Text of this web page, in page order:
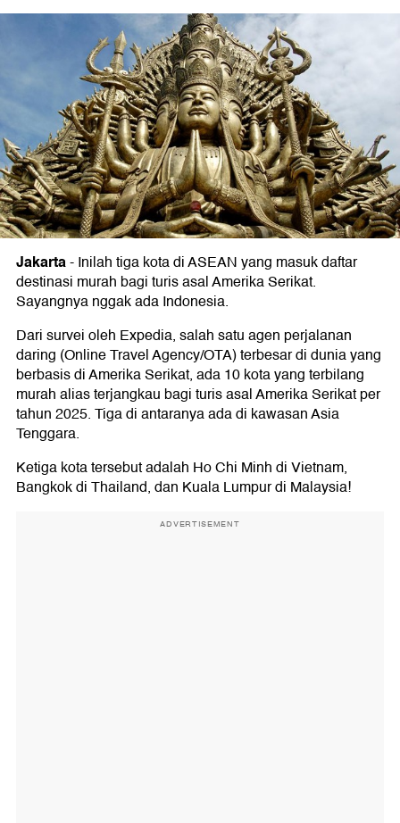
Jakarta-Inilah tiga kota di ASEAN yang masuk daftar
destinasi murah bagi turis asal Amerika Serikat.
Sayangnya nggak ada Indonesia.
Dari survei oleh Expedia, salah satu agen perjalanan
daring (Online Travel Agency/OTA) terbesar di dunia yang
berbasis di Amerika Serikat, ada 10 kota yang terbilang
murah alias terjangkau bagi turis asal Amerika Serikat per
tahun 2025. Tiga di antaranya ada di kawasan Asia
Tenggara.
Ketiga kota tersebut adalah Ho Chi Minh di Vietnam,
Bangkok di Thailand, dan Kuala Lumpur di Malaysia!
ADVERTISEMENT